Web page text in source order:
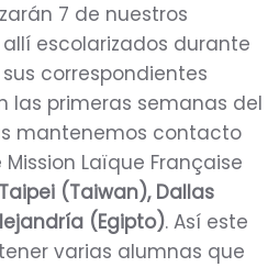
7 de nuestros
escolarizados durante
correspondientes
las primeras semanas del
mantenemos contacto
Laïque Française
(Taiwan), Dallas
(Egipto). Así este
varias alumnas que